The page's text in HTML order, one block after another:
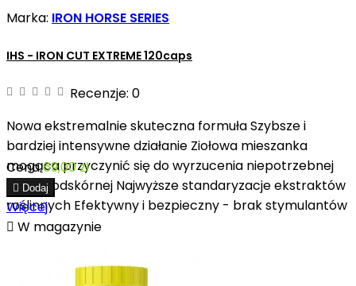
Marka: IRON HORSE SERIES
IHS - IRON CUT EXTREME 120caps
Recenzje: 0
Nowa ekstremalnie skuteczna formuła Szybsze i
bardziej intensywne działanie Ziołowa mieszanka
mogąca przyczynić się do wyrzucenia niepotrzebnej
wody podskórnej Najwyższe standaryzacje ekstraktów
roślinnych Efektywny i bezpieczny - brak stymulantów
Cena69,00 zł
 Dodaj
Więcej
 W magazynie